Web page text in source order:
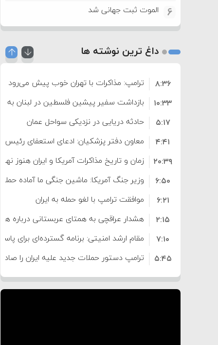
6 الموت ثبت جهانی شد
داغ ترین نوشته ها
ترامپ: مذاکرات با تهران خوب پیش می‌رود
۸:۳۶
بازداشت سفیر پیشین فلسطین در لبنان به
۱۰:۳۳
حادثه دریایی در نزدیکی سواحل عمان
۵:۱۷
معاون دفتر پزشکیان: ادعای استعفای
است
۴:۴۱
زمان و تاریخ مذاکرات آمریکا و ایران هنوز
۲۰:۳۹
وزیر جنگ آمریکا: ماشین جنگی ما آماده
۶:۵۰
موافقت ترامپ با لغو حمله به ایران
۶:۲۱
هشدار عراقچی به همتای عربستانی درباره
۲:۱۵
مقام ارشد امنیتی: برنامه گسترده‌ای برای پاسخ
۷:۱۰
ترامپ دستور حملات جدید علیه ایران را صادر
۵:۴۵
سپاه: دو نفتکش متخلف مورد اصابت قرار
۱۲:۵۹
ترامپ مدعی توافق تاریخی برای خلع سلاح
اعتراض عراقچی به همتای بلغارستانی به